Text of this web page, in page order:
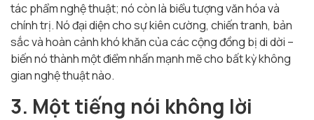
tác phẩm nghệ thuật; nó còn là biểu tượng văn hóa và
chính trị. Nó đại diện cho sự kiên cường, chiến tranh, bản
sắc và hoàn cảnh khó khăn của các cộng đồng bị di dời –
biến nó thành một điểm nhấn mạnh mẽ cho bất kỳ không
gian nghệ thuật nào.
3. Một tiếng nói không lời